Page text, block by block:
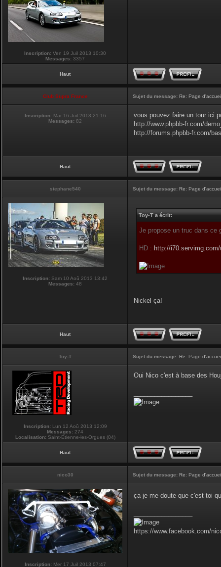
Inscription: Ven 19 Juil 2013 10:30
Messages: 3357
Haut
Club Supra France Sujet du message: Re: Page
Inscription: Mar 16 Juil 2013 21:16
Messages: 82
vous pouvez faire un tour ici
http://www.phpbb-fr.com/
http://forums.phpbb-fr.com/
Haut
stephane540 Sujet du message: Re: Page
Inscription: Sam 10 Aoû 2013 13:42
Messages: 48
Toy-T a écrit:
Je propose un truc dans ce
HD : http://
Nickel ça!
Haut
Toy-T Sujet du message: Re: Page
Inscription:Lun 12 Aoû 2013 12:09
Messages: 274
Localisation:Saint-Etienne-les-Orgues (04)
Oui Nico c'est à base des
Haut
nico30 Sujet du message: Re: Page
Inscription:Mer 17 Juil 2013 07:47
ça je me doute que c'est toi
https://www.facebook.com/